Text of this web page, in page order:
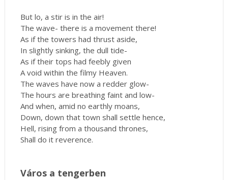
But lo, a stir is in the air!
The wave- there is a movement there!
As if the towers had thrust aside,
In slightly sinking, the dull tide-
As if their tops had feebly given
A void within the filmy Heaven.
The waves have now a redder glow-
The hours are breathing faint and low-
And when, amid no earthly moans,
Down, down that town shall settle hence,
Hell, rising from a thousand thrones,
Shall do it reverence.
Város a tengerben